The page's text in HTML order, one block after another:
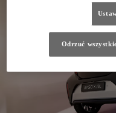
Odrzuć